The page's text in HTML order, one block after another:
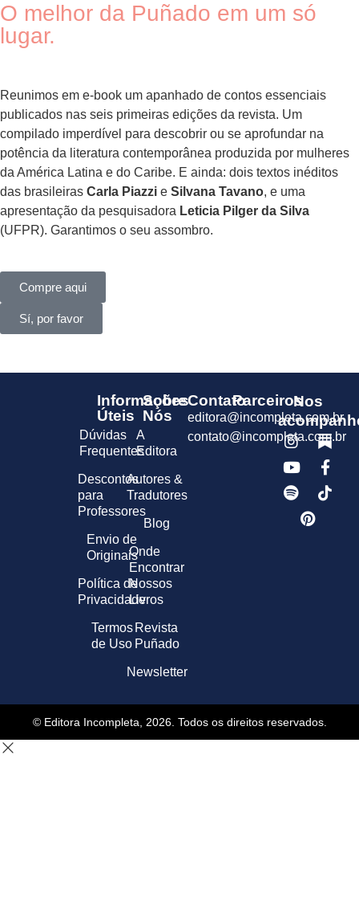
O melhor da Puñado em um só
lugar.
Reunimos em e-book um apanhado de contos essenciais
publicados nas seis primeiras edições da revista. Um
compilado imperdível para descobrir ou se aprofundar na
potência da literatura contemporânea produzida por mulheres
da América Latina e do Caribe. E ainda: dois textos inéditos
das brasileiras Carla Piazzi e Silvana Tavano, e uma
apresentação da pesquisadora Leticia Pilger da Silva
(UFPR). Garantimos o seu assombro.
Compre aqui
Sí, por favor
Informações
Úteis
Dúvidas
Frequentes
Descontos
para
Professores
Envio de
Originais
Política de
Privacidade
Termos
de Uso
Sobre
Nós
A
Editora
Autores &
Tradutores
Blog
Onde
Encontrar
Nossos
Livros
Revista
Puñado
Newsletter
Contato
editora@incompleta.com.br
contato@incompleta.com.br
ParceirosNos
© Editora Incompleta, 2026. Todos os direitos reservados.